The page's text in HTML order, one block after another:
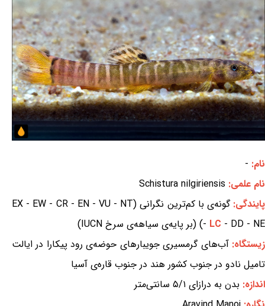
نام: -
نام علمی: Schistura nilgiriensis
پایندگی:
گونه‌ی با کم‌ترین نگرانی (EX - EW - CR - EN - VU - NT
- LC - DD - NE) (بر پایه‌ی سیاهه‌ی سرخ IUCN)
زیستگاه:آب‌های گرمسیری جویبارهای حوضه‌ی رود پیکارا در ایالت
تامیل نادو در جنوب کشور هند در جنوب قاره‌ی آسیا
اندازه: بدن به درازای ۵/۱ سانتی‌متر